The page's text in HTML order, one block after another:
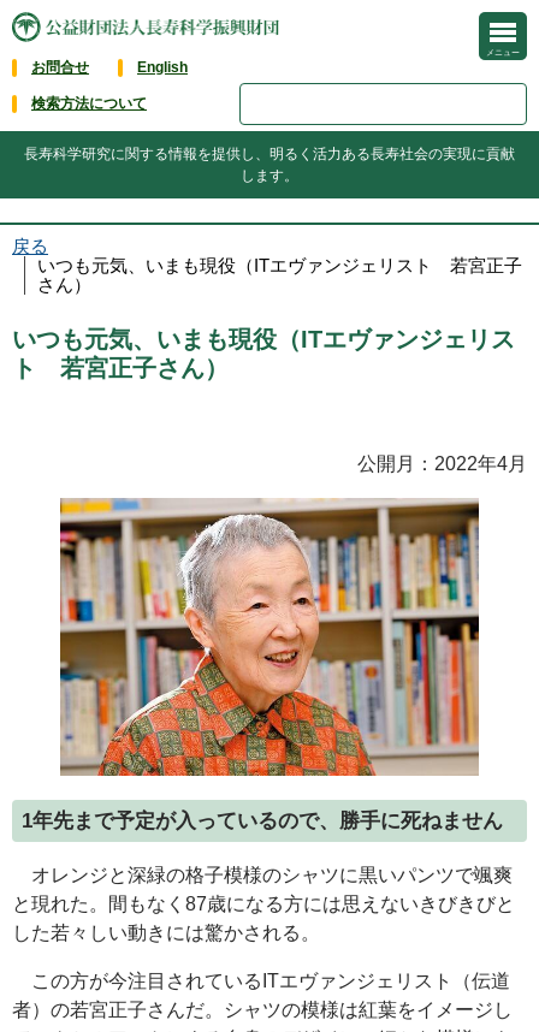
お問合せ English
検索方法について
メニュー
長寿科学研究に関する情報を提供し、明るく活力ある長寿社会の実現に貢献
します。
戻る
いつも元気、いまも現役（ITエヴァンジェリスト 若宮正子
さん）
いつも元気、いまも現役（ITエヴァンジェリス
ト 若宮正子さん）
公開月：2022年4月
1年先まで予定が入っているので、勝手に死ねません
オレンジと深緑の格子模様のシャツに黒いパンツで颯爽
と現れた。間もなく87歳になる方には思えないきびきびと
した若々しい動きには驚かされる。
この方が今注目されている ITエヴァンジェリスト（伝道
者）の若宮正子さんだ。シャツの模様は紅葉をイメージし